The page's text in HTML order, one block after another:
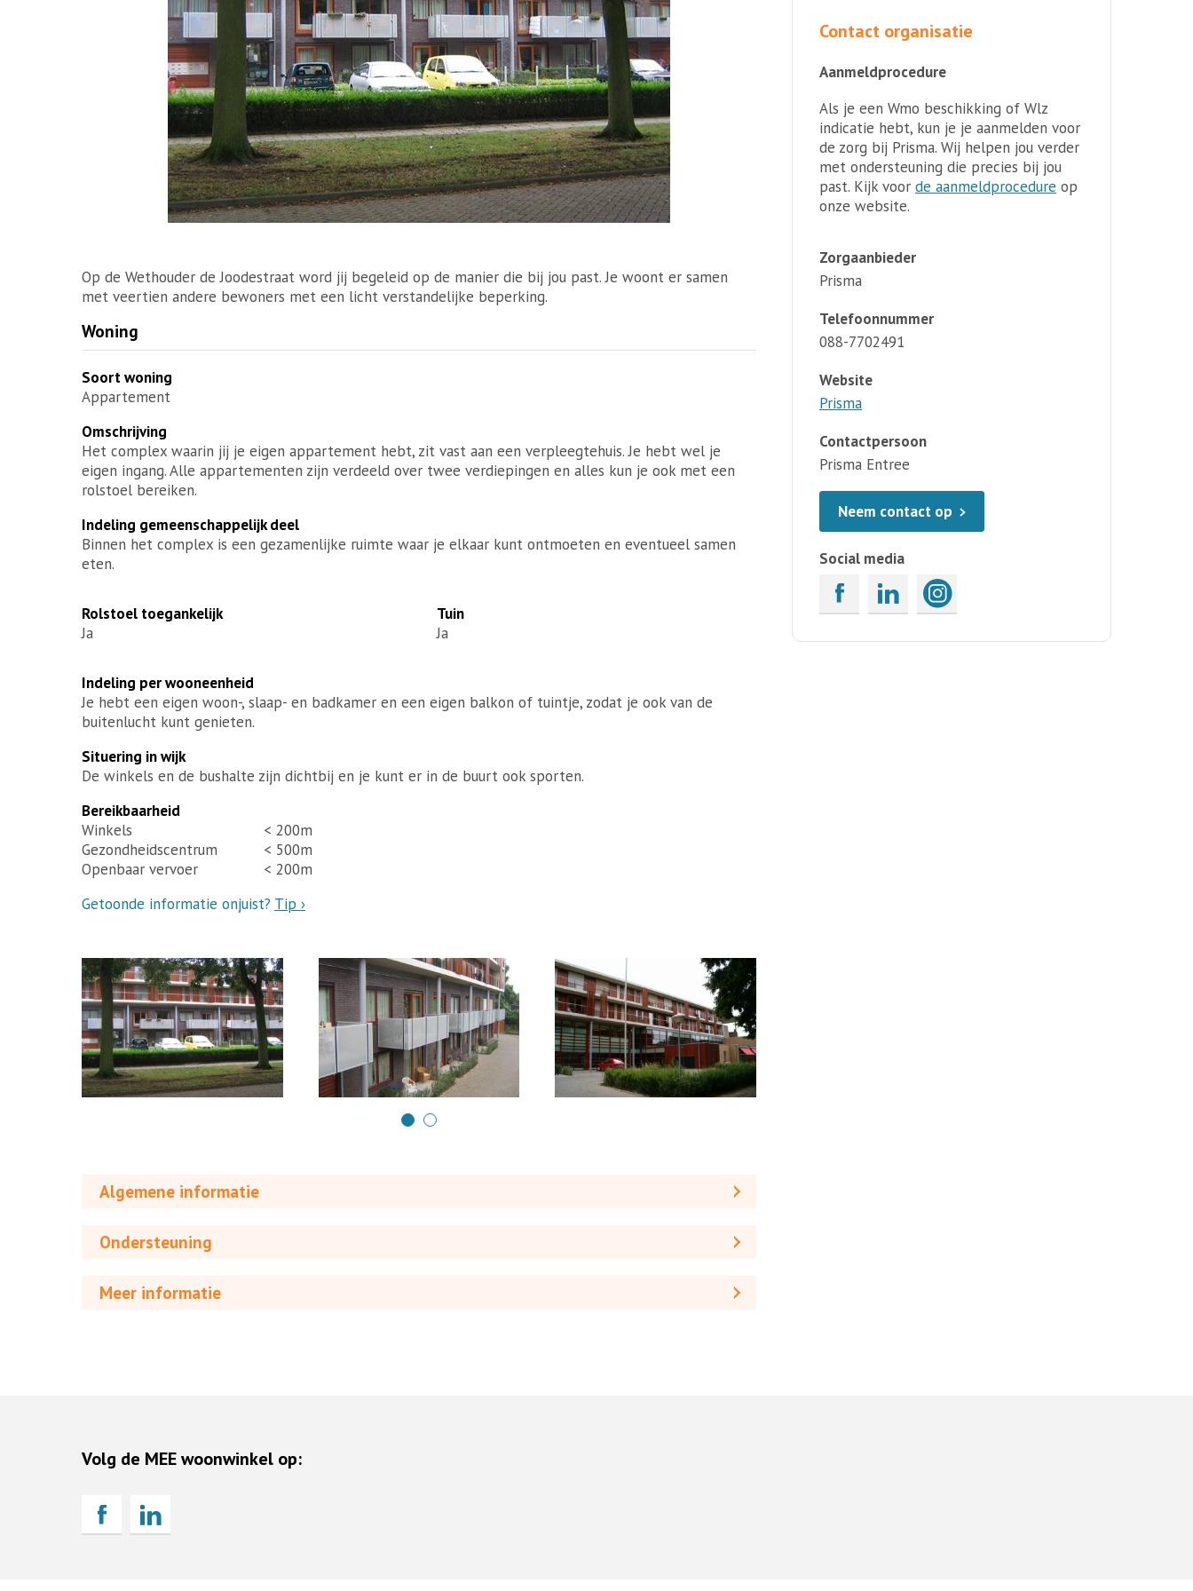
Op de Wethouder de Joodestraat word jij begeleid op de manier die bij jou past. Je woont er samen
met veertien andere bewoners met een licht verstandelijke beperking.
Woning
Soort woning
Appartement
Omschrijving
Het complex waarin jij je eigen appartement hebt, zit vast aan een verpleegtehuis. Je hebt wel je
eigen ingang. Alle appartementen zijn verdeeld over twee verdiepingen en alles kun je ook met een
rolstoel bereiken.
Indeling gemeenschappelijk deel
Binnen het complex is een gezamenlijke ruimte waar je elkaar kunt ontmoeten en eventueel samen
eten.
Rolstoel toegankelijk
Ja
Tuin
Ja
Indeling per wooneenheid
Je hebt een eigen woon-, slaap- en badkamer en een eigen balkon of tuintje, zodat je ook van de
buitenlucht kunt genieten.
Situering in wijk
De winkels en de bushalte zijn dichtbij en je kunt er in de buurt ook sporten.
Bereikbaarheid
Winkels
< 200m
Gezondheidscentrum
< 500m
Openbaar vervoer
< 200m
Getoonde informatie onjuist? Tip ›
Algemene informatie
Ondersteuning
Meer informatie
Contact organisatie
Aanmeldprocedure
Als je een Wmo beschikking of Wlz
indicatie hebt, kun je je aanmelden voor
de zorg bij Prisma. Wij helpen jou verder
met ondersteuning die precies bij jou
past. Kijk voor de aanmeldprocedure op
onze website.
Zorgaanbieder
Prisma
Telefoonnummer
088-7702491
Website
Prisma
Contactpersoon
Prisma Entree
Neem contact op
Social media
Volg de MEE woonwinkel op: